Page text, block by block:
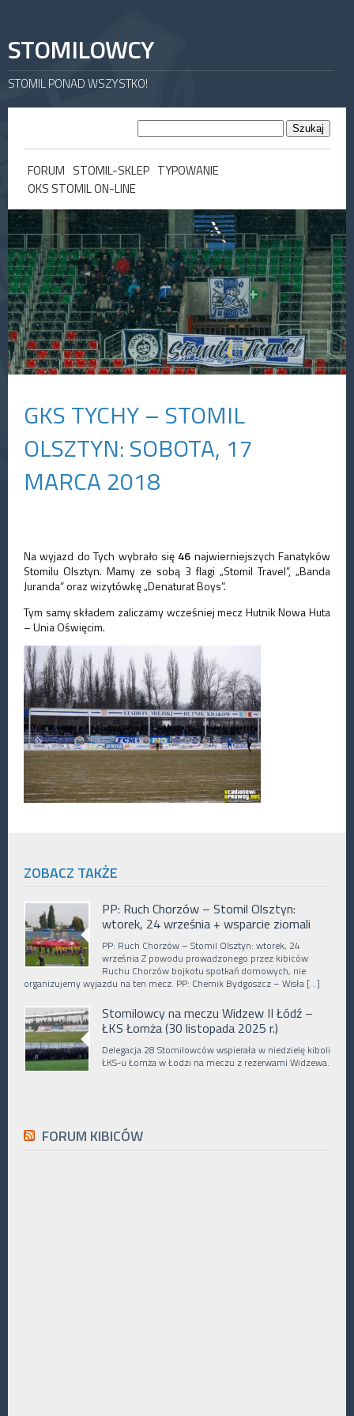
STOMILOWCY
STOMIL PONAD WSZYSTKO!
FORUM STOMIL-SKLEP TYPOWANIE
OKS STOMIL ON-LINE
GKS TYCHY – STOMIL
OLSZTYN: SOBOTA, 17
MARCA 2018
Na wyjazd do Tych wybrało się 46 najwierniejszych Fanatyków
Stomilu Olsztyn. Mamy ze sobą 3 flagi „Stomil Travel”, „Banda
Juranda” oraz wizytówkę „Denaturat Boys”.
Tym samy składem zaliczamy wcześniej mecz Hutnik Nowa Huta
– Unia Oświęcim.
ZOBACZ TAKŻE
PP: Ruch Chorzów – Stomil Olsztyn:
wtorek, 24 września + wsparcie ziomali
PP: Ruch Chorzów – Stomil Olsztyn: wtorek, 24
września Z powodu prowadzonego przez kibiców
Ruchu Chorzów bojkotu spotkań domowych, nie
organizujemy wyjazdu na ten mecz. PP: Chemik Bydgoszcz – Wisła […]
Stomilowcy na meczu Widzew II Łódź –
ŁKS Łomża (30 listopada 2025 r.)
Delegacja 28 Stomilowców wspierała w niedzielę kiboli
ŁKS-u Łomża w Łodzi na meczu z rezerwami Widzewa.
FORUM KIBICÓW